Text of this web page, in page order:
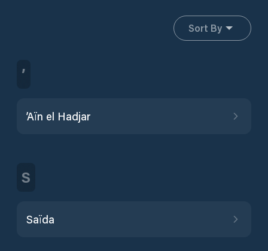
Sort By
’
’Aïn el Hadjar
S
Saïda